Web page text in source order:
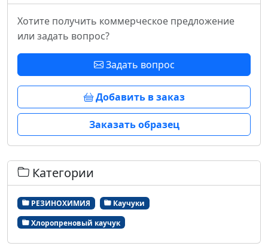
Хотите получить коммерческое предложение
или задать вопрос?
Задать вопрос
Добавить в заказ
Заказать образец
Категории
РЕЗИНОХИМИЯ
Каучуки
Хлоропреновый каучук